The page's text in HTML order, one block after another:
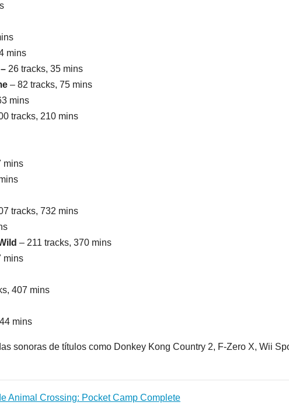
mins
26 tracks, 35 mins
– 82 tracks, 75 mins
mins
tracks, 210 mins
mins
tracks, 732 mins
– 211 tracks, 370 mins
mins
407 mins
mins
sonoras de títulos como Donkey Kong Country 2, F-Zero X, Wii
Animal Crossing: Pocket Camp Complete